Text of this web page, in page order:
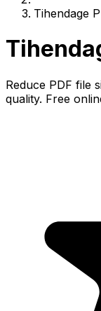
Tihendage
Reduce PDF file
quality. Free